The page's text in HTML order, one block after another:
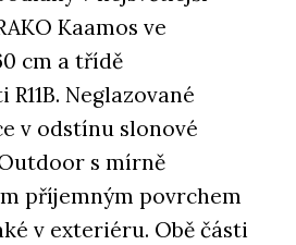
Kaamos ve
cm a třídě
Neglazované
v odstínu slonové
s mírně
příjemným povrchem
v exteriéru. Obě části